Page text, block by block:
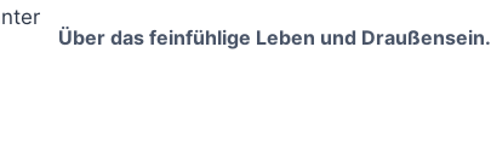
Über das feinfühlige Leben und Draußensein.